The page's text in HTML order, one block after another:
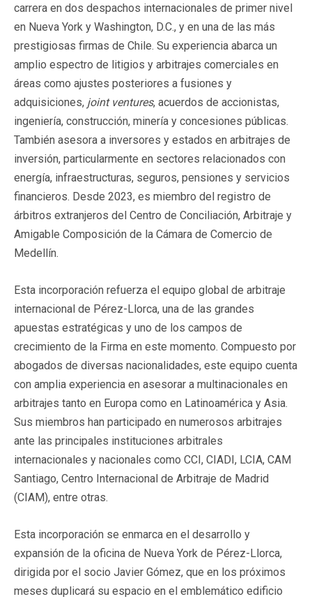
carrera en dos despachos internacionales de primer nivel
en Nueva York y Washington, D.C., y en una de las más
prestigiosas firmas de Chile. Su experiencia abarca un
amplio espectro de litigios y arbitrajes comerciales en
áreas como ajustes posteriores a fusiones y
adquisiciones, joint ventures, acuerdos de accionistas,
ingeniería, construcción, minería y concesiones públicas.
También asesora a inversores y estados en arbitrajes de
inversión, particularmente en sectores relacionados con
energía, infraestructuras, seguros, pensiones y servicios
financieros. Desde 2023, es miembro del registro de
árbitros extranjeros del Centro de Conciliación, Arbitraje y
Amigable Composición de la Cámara de Comercio de
Medellín.
Esta incorporación refuerza el equipo global de arbitraje
internacional de Pérez-Llorca, una de las grandes
apuestas estratégicas y uno de los campos de
crecimiento de la Firma en este momento. Compuesto por
abogados de diversas nacionalidades, este equipo cuenta
con amplia experiencia en asesorar a multinacionales en
arbitrajes tanto en Europa como en Latinoamérica y Asia.
Sus miembros han participado en numerosos arbitrajes
ante las principales instituciones arbitrales
internacionales y nacionales como CCI, CIADI, LCIA, CAM
Santiago, Centro Internacional de Arbitraje de Madrid
(CIAM), entre otras.
Esta incorporación se enmarca en el desarrollo y
expansión de la oficina de Nueva York de Pérez-Llorca,
dirigida por el socio Javier Gómez, que en los próximos
meses duplicará su espacio en el emblemático edificio